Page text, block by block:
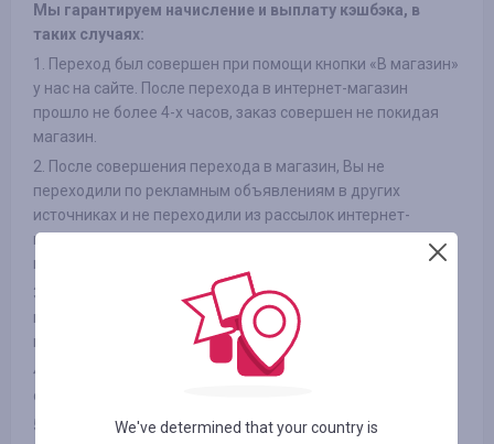
Мы гарантируем начисление и выплату кэшбэка, в
таких случаях:
1. Переход был совершен при помощи кнопки «В магазин»
у нас на сайте. После перехода в интернет-магазин
прошло не более 4-х часов, заказ совершен не покидая
магазин.
2. После совершения перехода в магазин, Вы не
переходили по рекламным объявлениям в других
источниках и не переходили из рассылок интернет-
магазинов на сайт, так же не использовали сторонние
промокоды
3. Выбранный Вами товар участвует в кэшбэке (в
некоторых интернет-магазинах есть разделение на
категории, смотрите вкладку «ИНФОРМАЦИЯ/УСЛОВИЯ» )
4. После оплаты товара Вами в интернет-магазине, Вы не
отказались от товара по каким либо причинам
5. Вы не используете или отключили специальные
We've determined that your country is